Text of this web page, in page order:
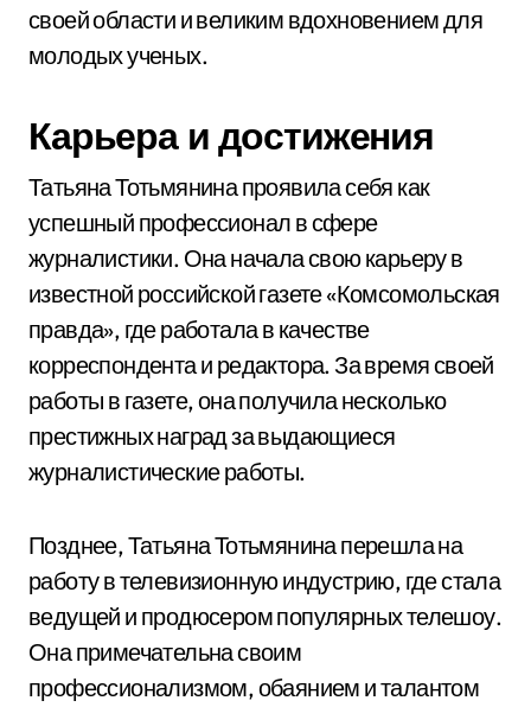
своей области и великим вдохновением для
молодых ученых.
Карьера и достижения
Татьяна Тотьмянина проявила себя как
успешный профессионал в сфере
журналистики. Она начала свою карьеру в
известной российской газете «Комсомольская
правда», где работала в качестве
корреспондента и редактора. За время своей
работы в газете, она получила несколько
престижных наград за выдающиеся
журналистические работы.
Позднее, Татьяна Тотьмянина перешла на
работу в телевизионную индустрию, где стала
ведущей и продюсером популярных телешоу.
Она примечательна своим
профессионализмом, обаянием и талантом